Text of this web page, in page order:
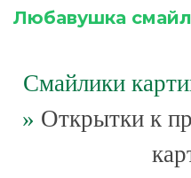
Любавушка
Смайлики
» Открытки к